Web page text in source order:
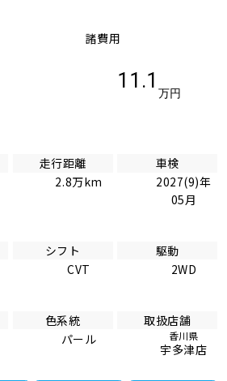
諸費用
11.1
万円
走行距離
2.8万km
車検
2027(9)年
05月
シフト
CVT
駆動
2WD
色系統
パール
取扱店舗
香川県
宇多津店